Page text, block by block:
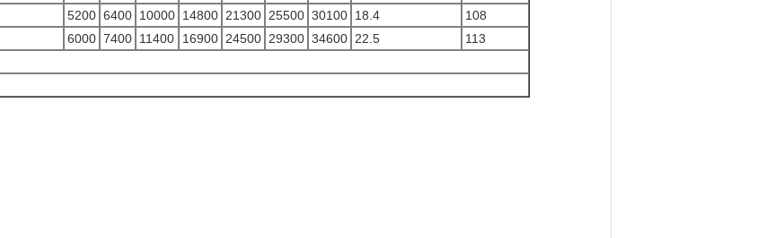
5200 6400 10000 14800 21300 25500 30100 18.4
108
6000 7400 11400 16900 24500 29300 34600 22.5
113